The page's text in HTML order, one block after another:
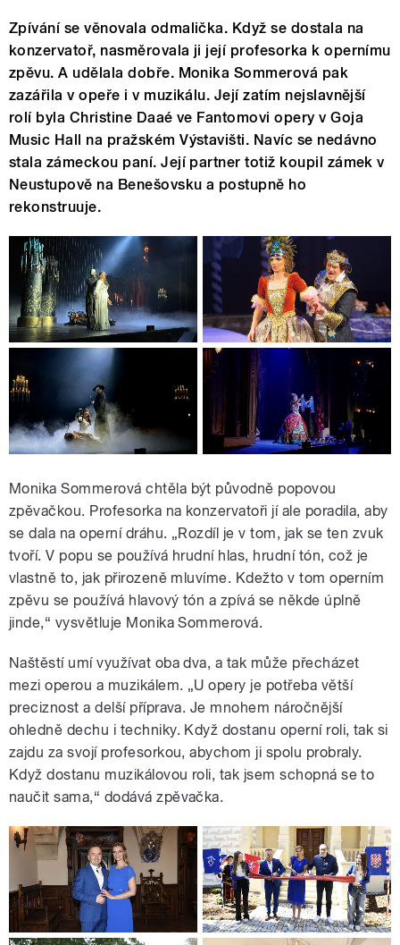
Zpívání se věnovala odmalička. Když se dostala na
konzervatoř, nasměrovala ji její profesorka k opernímu
zpěvu. A udělala dobře. Monika Sommerová pak
zazářila v opeře i v muzikálu. Její zatím nejslavnější
rolí byla Christine Daaé ve Fantomovi opery v Goja
Music Hall na pražském Výstavišti. Navíc se nedávno
stala zámeckou paní. Její partner totiž koupil zámek v
Neustupově na Benešovsku a postupně ho
rekonstruuje.
Monika Sommerová chtěla být původně popovou
zpěvačkou. Profesorka na konzervatoři jí ale poradila, aby
se dala na operní dráhu. „Rozdíl je v tom, jak se ten zvuk
tvoří. V popu se používá hrudní hlas, hrudní tón, což je
vlastně to, jak přirozeně mluvíme. Kdežto v tom operním
zpěvu se používá hlavový tón a zpívá se někde úplně
jinde,“ vysvětluje Monika Sommerová.
Naštěstí umí využívat oba dva, a tak může přecházet
mezi operou a muzikálem. „U opery je potřeba větší
preciznost a delší příprava. Je mnohem náročnější
ohledně dechu i techniky. Když dostanu operní roli, tak si
zajdu za svojí profesorkou, abychom ji spolu probraly.
Když dostanu muzikálovou roli, tak jsem schopná se to
naučit sama,“ dodává zpěvačka.